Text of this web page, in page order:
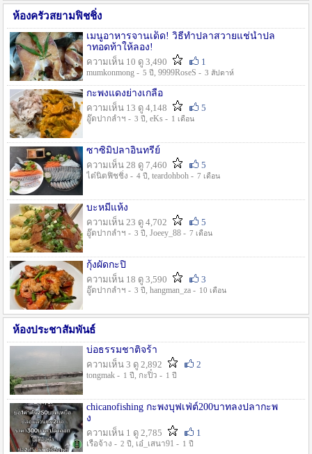
ห้องครัวสยามฟิชชิ่ง
เมนูอาหารจานเด็ด! วิธีทำปลาสวายแช่น้ำปล
าทอดท้าให้ลอง!
ความเห็น 10 ดู 3,490
1
mumkonmong - 5 ปี , 9999RoseS - 3 สัปดาห์
กะพงแดงย่างเกลือ
ความเห็น 13 ดู 4,148
5
อู๊ดปากลำฯ - 3 ปี , eKs - 1 เดือน
ซาซิมิปลาอินทรีย์
ความเห็น 28 ดู 7,460
5
ไต๋นิตฟิชชิ่ง - 4 ปี , teardohboh - 7 เดือน
บะหมี่แห้ง
ความเห็น 23 ดู 4,702
5
อู๊ดปากลำฯ - 3 ปี , Joeey_88 - 7 เดือน
กุ้งผัดกะปิ
ความเห็น 18 ดู 3,590
3
อู๊ดปากลำฯ - 3 ปี , hangman_za - 10 เดือน
ห้องประชาสัมพันธ์
บ่อธรรมชาติจร้า
ความเห็น 3 ดู 2,892
2
tongmak - 1 ปี , กะปิ๋ว - 1 ปี
chicanofishing กะพงบุฟเฟ่ต์200บาทลงปลากะพ
ง
ความเห็น 1 ดู 2,785
1
เรือจ้าง - 2 ปี , เอ๋_เสนา91 - 1 ปี